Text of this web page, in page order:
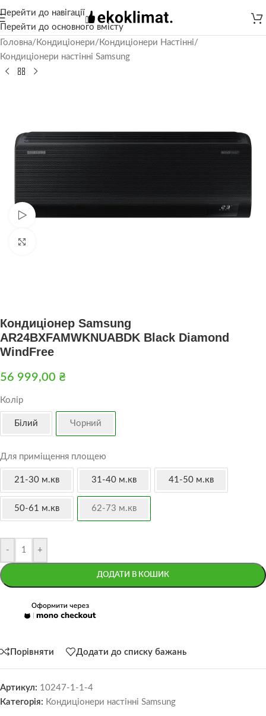
Перейти до навігації
Перейти до основного вмісту
Головна/ Кондиціонери/ Кондиціонери Настінні/
Кондиціонери настінні Samsung
Дивитися відео
Кондиціонер Samsung
AR24BXFAMWKNUABDK Black Diamond
WindFree
56 999,00 ₴
Колір
Білий Чорний
Для приміщення площею
21-30 м.кв 31-40 м.кв 41-50 м.кв
50-61 м.кв 62-73 м.кв
- +
ДОДАТИ В КОШИК
Порівняти Додати до списку бажань
Артикул: 10247-1-1-4
Категорія: Кондиціонери настінні Samsung